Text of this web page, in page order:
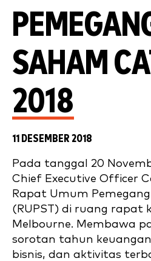
SAHAM
2018
11 DESEMBER 2018
Pada tanggal 20
Chief Executive Officer
Rapat Umum
(RUPST) di ruang rapat
Melbourne. Membawa
sorotan tahun
bisnis, dan aktivitas